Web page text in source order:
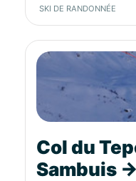
SKI DE RANDONNÉE
Col du
Sambuis